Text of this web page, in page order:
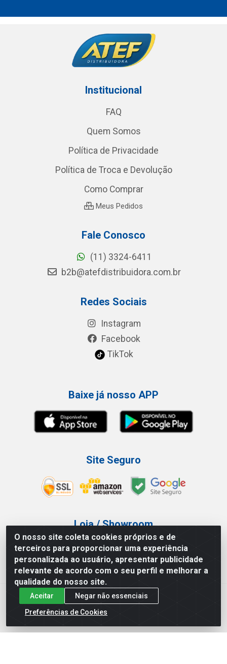
O nosso site coleta cookies próprios e de
terceiros para proporcionar uma experiência
personalizada ao usuário, apresentar publicidade
relevante de acordo com o seu perfil e melhorar a
qualidade do nosso site.
Aceitar
Negar não essenciais
Preferências de Cookies
Institucional
FAQ
Quem Somos
Política de Privacidade
Política de Troca e Devolução
Como Comprar
Meus Pedidos
Fale Conosco
(11) 3324-6411
b2b@atefdistribuidora.com.br
Redes Sociais
Instagram
Facebook
TikTok
Baixe já nosso APP
Site Seguro
Loja / Showroom
Tel.: (11) 3227-0546
Av Vautier, 587/597 - Pari - São Paulo/SP
Atef Distribuidora LTDA - Av. Vautier, 585/597 - Pari - São
Paulo/SP - CEP 03.032-000 - CNPJ 27.717.135/0001-29